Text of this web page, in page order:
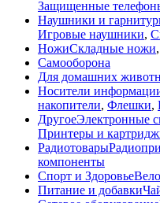
Защищенные
Наушники и
Игровые наушники,
НожиСкладные ножи,
Самооборона
Для домашних
Носители
накопители, Флешки,
ДругоеЭлектронные
Принтеры и
Радиотовары
компоненты
Спорт и Здоровье
Питание и добавки